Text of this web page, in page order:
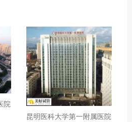
院
昆明医科大学第一附属医院